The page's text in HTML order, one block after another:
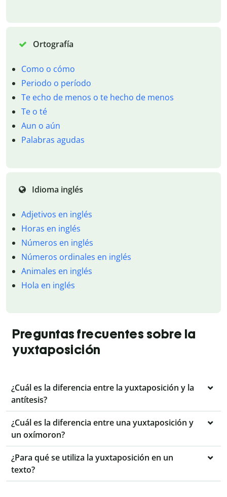
Ortografía
Como o cómo
Periodo o período
Te echo de menos o te hecho de menos
Te o té
Aun o aún
Palabras agudas
Idioma inglés
Adjetivos en inglés
Horas en inglés
Números en inglés
Números ordinales en inglés
Animales en inglés
Hola en inglés
Preguntas frecuentes sobre la
yuxtaposición
¿Cuál es la diferencia entre la yuxtaposición y la
antítesis?
¿Cuál es la diferencia entre una yuxtaposición y
un oxímoron?
¿Para qué se utiliza la yuxtaposición en un
texto?